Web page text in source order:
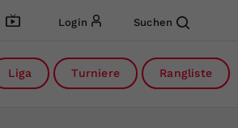
Login Suchen
Liga Turniere Rangliste